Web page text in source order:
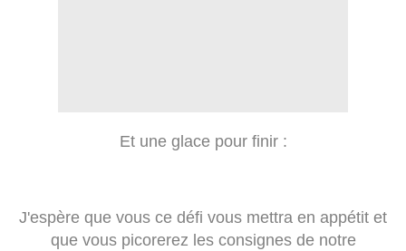
Et une glace pour finir :
J'espère que vous ce défi vous mettra en appétit et
que vous picorerez les consignes de notre